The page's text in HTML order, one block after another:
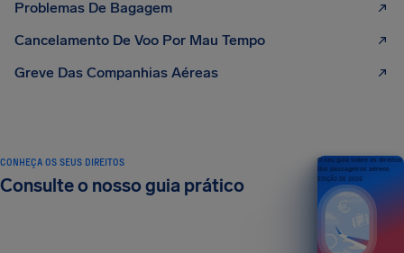
Problemas De Bagagem
Cancelamento De Voo Por Mau Tempo
Greve Das Companhias Aéreas
CONHEÇA OS SEUS DIREITOS
Consulte o nosso guia prático
O seu guia sobre os direitos
dos passageiros aéreos
EDIÇÃO DE 2026